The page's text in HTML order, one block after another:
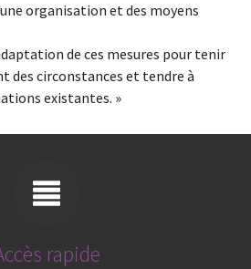
organisation et des moyens
de ces mesures pour tenir
des circonstances et tendre à
existantes. »
rapide